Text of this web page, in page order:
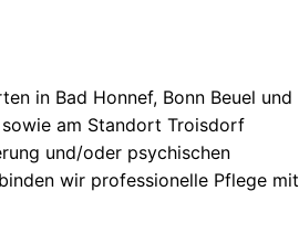
in Bad Honnef, Bonn Beuel und
am Standort Troisdorf
und/oder psychischen
wir professionelle Pflege mit